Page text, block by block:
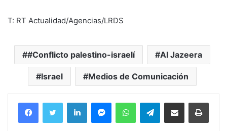
T: RT Actualidad/Agencias/LRDS
#Conflicto palestino-israelí Al Jazeera
Israel Medios de Comunicación
FacebookTwitter LinkedInMessengerWhatsAppTelegramCompartir por correo electrónico